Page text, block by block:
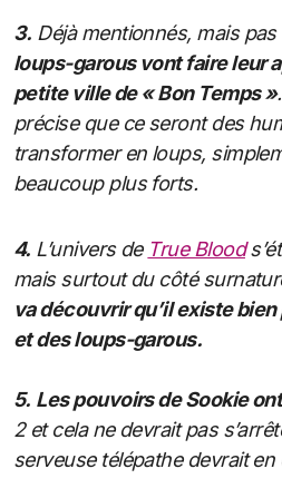
3. Déjà mentionnés, mais
loups-garous vont faire leur
petite ville de « Bon Temps »
précise que ce seront des
transformer en loups,
beaucoup plus forts.
4. L’univers de True Blood
mais surtout du côté
va découvrir qu’il existe
et des loups-garous.
5. Les pouvoirs de Sookie
2 et cela ne devrait pas
serveuse télépathe devrait